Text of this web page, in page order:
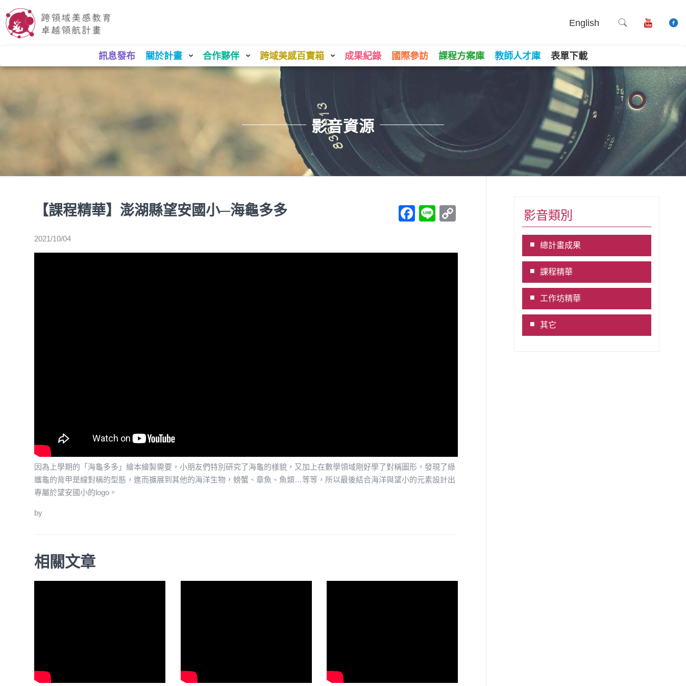
English
訊息發布 關於計畫 合作夥伴 跨域美感百寶箱 成果紀錄 國際參訪 課程方案庫 教師人才庫 表單下載
影音資源
【課程精華】澎湖縣望安國小─海龜多多 Facebook
Line
2021/10/04
因為上學期的「海龜多多」繪本繪製需要，小朋友們特別研究了海龜的樣貌，又加上在數學領域剛好學了對稱圖形，發現了綠
蠵龜的背甲是線對稱的型態，進而擴展到其他的海洋生物，螃蟹、章魚、魚類…等等，所以最後結合海洋與望小的元素設計出
專屬於望安國小的logo。
by
相關文章
影音類別
總計畫成果
課程精華
工作坊精華
其它